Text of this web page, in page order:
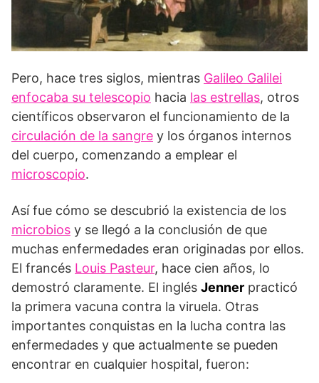
Pero, hace tres siglos, mientras Galileo Galilei
enfocaba su telescopio hacia las estrellas, otros
científicos observaron el funcionamiento de la
circulación de la sangre y los órganos internos
del cuerpo, comenzando a emplear el
microscopio.
Así fue cómo se descubrió la existencia de los
microbios y se llegó a la conclusión de que
muchas enfermedades eran originadas por ellos.
El francés Louis Pasteur, hace cien años, lo
demostró claramente. El inglés Jenner practicó
la primera vacuna contra la viruela. Otras
importantes conquistas en la lucha contra las
enfermedades y que actualmente se pueden
encontrar en cualquier hospital, fueron: